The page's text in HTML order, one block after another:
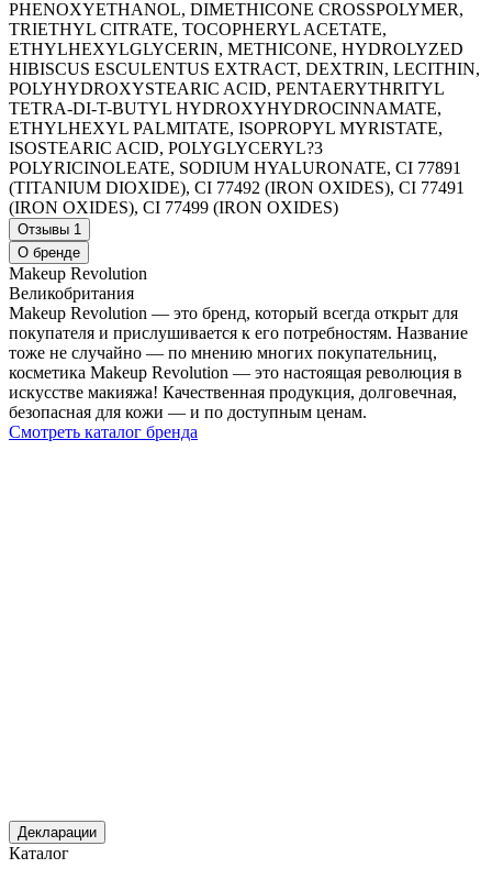
PHENOXYETHANOL, DIMETHICONE CROSSPOLYMER,
TRIETHYL CITRATE, TOCOPHERYL ACETATE,
ETHYLHEXYLGLYCERIN, METHICONE, HYDROLYZED
HIBISCUS ESCULENTUS EXTRACT, DEXTRIN, LECITHIN,
POLYHYDROXYSTEARIC ACID, PENTAERYTHRITYL
TETRA-DI-T-BUTYL HYDROXYHYDROCINNAMATE,
ETHYLHEXYL PALMITATE, ISOPROPYL MYRISTATE,
ISOSTEARIC ACID, POLYGLYCERYL?3
POLYRICINOLEATE, SODIUM HYALURONATE, CI 77891
(TITANIUM DIOXIDE), CI 77492 (IRON OXIDES), CI 77491
(IRON OXIDES), CI 77499 (IRON OXIDES)
Отзывы 1
О бренде
Makeup Revolution
Великобритания
Makeup Revolution — это бренд, который всегда открыт для
покупателя и прислушивается к его потребностям. Название
тоже не случайно — по мнению многих покупательниц,
косметика Makeup Revolution — это настоящая революция в
искусстве макияжа! Качественная продукция, долговечная,
безопасная для кожи — и по доступным ценам.
Смотреть каталог бренда
Декларации
Каталог